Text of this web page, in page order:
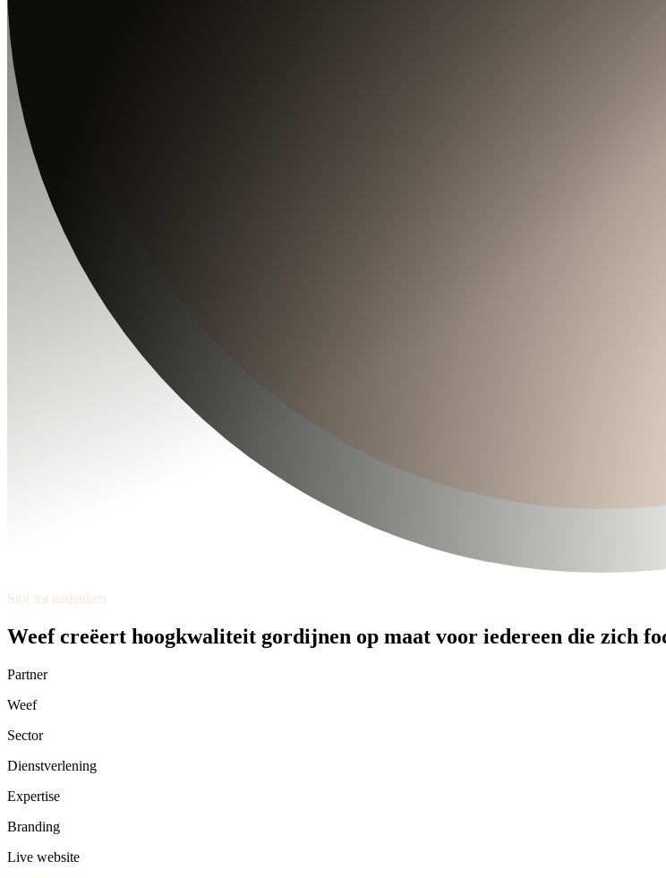
Stof tot nadenken
Weef creëert hoogkwaliteit gordijnen op maat voor iedereen die zich
Partner
Weef
Sector
Dienstverlening
Expertise
Branding
Live website